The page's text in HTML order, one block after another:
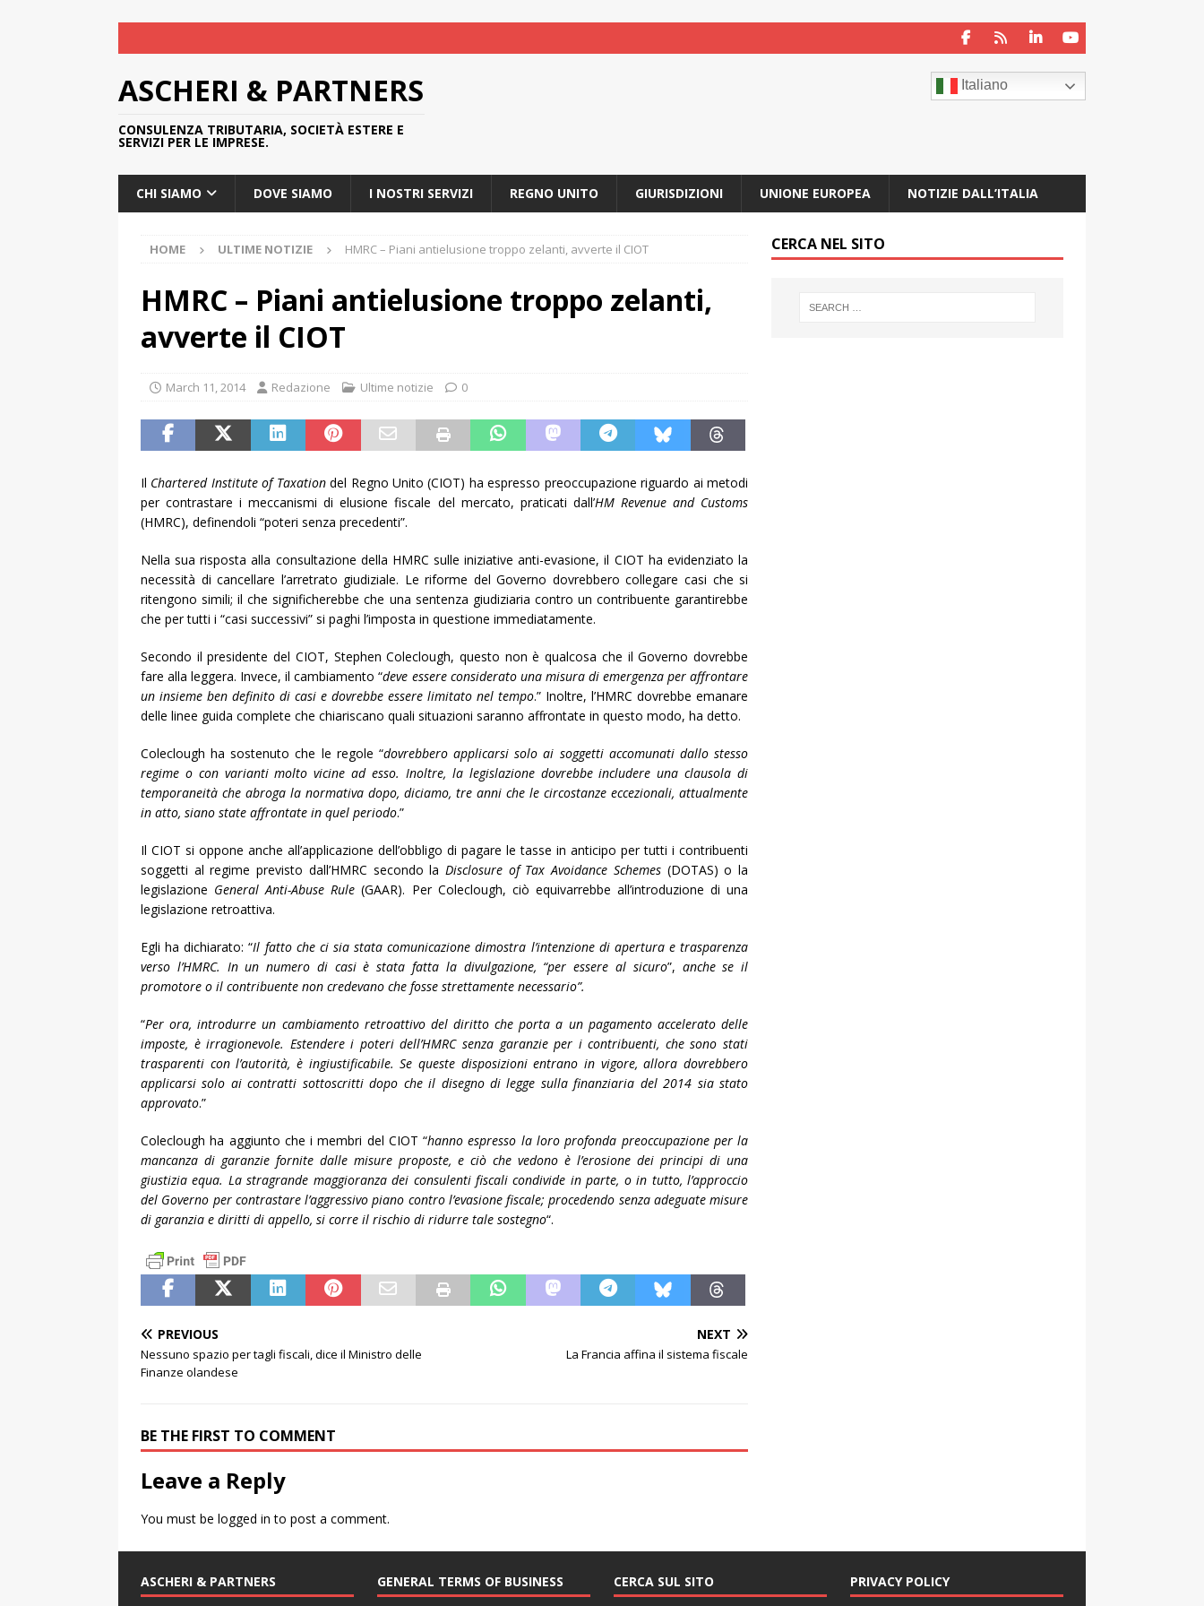
ASCHERI & PARTNERS
CONSULENZA TRIBUTARIA, SOCIETÀ ESTERE E
SERVIZI PER LE IMPRESE.
Italiano
CHI SIAMO DOVE SIAMO I NOSTRI SERVIZI REGNO UNITO GIURISDIZIONI UNIONE EUROPEA NOTIZIE DALL’ITALIA
HOME ULTIME NOTIZIE HMRC – Piani antielusione troppo zelanti, avverte il CIOT
HMRC – Piani antielusione troppo zelanti,
avverte il CIOT
March 11, 2014 Redazione Ultime notizie 0
Il Chartered Institute of Taxationdel Regno Unito (CIOT) ha espresso preoccupazione riguardo ai metodi
per contrastare i meccanismi di elusione fiscale del mercato, praticati dall’HM Revenue and Customs
(HMRC), definendoli “poteri senza precedenti”.
Nella sua risposta alla consultazione della HMRC sulle iniziative anti-evasione, il CIOT ha evidenziato la
necessità di cancellare l’arretrato giudiziale. Le riforme del Governo dovrebbero collegare casi che si
ritengono simili; il che significherebbe che una sentenza giudiziaria contro un contribuente garantirebbe
che per tutti i “casi successivi” si paghi l’imposta in questione immediatamente.
Secondo il presidente del CIOT, Stephen Coleclough, questo non è qualcosa che il Governo dovrebbe
fare alla leggera. Invece, il cambiamento “deve essere considerato una misura di emergenza per affrontare
un insieme ben definito di casi e dovrebbe essere limitato nel tempo.” Inoltre, l’HMRC dovrebbe emanare
delle linee guida complete che chiariscano quali situazioni saranno affrontate in questo modo, ha detto.
Coleclough ha sostenuto che le regole “dovrebbero applicarsi solo ai soggetti accomunati dallo stesso
regime o con varianti molto vicine ad esso. Inoltre, la legislazione dovrebbe includere una clausola di
temporaneità che abroga la normativa dopo, diciamo, tre anni che le circostanze eccezionali, attualmente
in atto, siano state affrontate in quel periodo.”
Il CIOT si oppone anche all’applicazione dell’obbligo di pagare le tasse in anticipo per tutti i contribuenti
soggetti al regime previsto dall’HMRC secondo laDisclosure of Tax Avoidance Schemes(DOTAS) o la
legislazione General Anti-Abuse Rule (GAAR). Per Coleclough, ciò equivarrebbe all’introduzione di una
legislazione retroattiva.
Egli ha dichiarato: “Il fatto che ci sia stata comunicazione dimostra l’intenzione di apertura e trasparenza
verso l’HMRC. In un numero di casi è stata fatta la divulgazione, “per essere al sicuro”, anche se il
promotore o il contribuente non credevano che fosse strettamente necessario”.
“Per ora, introdurre un cambiamento retroattivo del diritto che porta a un pagamento accelerato delle
imposte, è irragionevole. Estendere i poteri dell’HMRC senza garanzie per i contribuenti, che sono stati
trasparenti con l’autorità, è ingiustificabile. Se queste disposizioni entrano in vigore, allora dovrebbero
applicarsi solo ai contratti sottoscritti dopo che il disegno di legge sulla finanziaria del 2014 sia stato
approvato.”
Coleclough ha aggiunto che i membri del CIOT “hanno espresso la loro profonda preoccupazione per la
mancanza di garanzie fornite dalle misure proposte, e ciò che vedono è l’erosione dei principi di una
giustizia equa. La stragrande maggioranza dei consulenti fiscali condivide in parte, o in tutto, l’approccio
del Governo per contrastare l’aggressivo piano contro l’evasione fiscale; procedendo senza adeguate misure
di garanzia e diritti di appello, si corre il rischio di ridurre tale sostegno“.
PREVIOUS
Nessuno spazio per tagli fiscali, dice il Ministro delle
Finanze olandese
NEXT
La Francia affina il sistema fiscale
BE THE FIRST TO COMMENT
Leave a Reply
You must be logged in to post a comment.
CERCA NEL SITO
ASCHERI & PARTNERS GENERAL TERMS OF BUSINESS CERCA SUL SITO PRIVACY POLICY